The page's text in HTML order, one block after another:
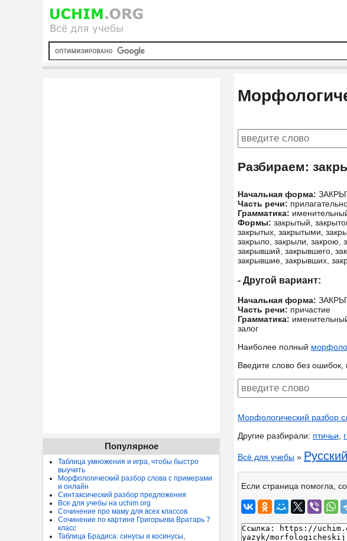
Разбираем:
Начальная форма:
Часть речи:
Грамматика:
Формы: закрытый,
закрытых, закрытыми,
закрыло, закрыли, закрою,
закрывший, закрывшего,
закрывшие, закрывших,
- Другой вариант:
Начальная форма:
Часть речи: причастие
Грамматика:
залог
Наиболее полный
Введите слово без
Морфологический разбор
Другие разбирали: птичьи
Всё для учебы »
Если страница помогла,
Популярное
Таблица умножения и игра, чтобы быстро
выучить
Морфологический разбор слова с примерами
и онлайн
Синтаксический разбор предложения
Все для учебы на uchim.org
Сочинение про маму для всех классов
Сочинение по картине Григорьева Вратарь 7
класс
Таблица Брадиса: синусы и косинусы,